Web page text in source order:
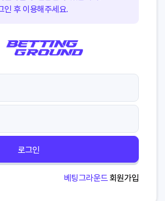
인 후 이용해주세요.
로그인
베팅그라운드 회원가입